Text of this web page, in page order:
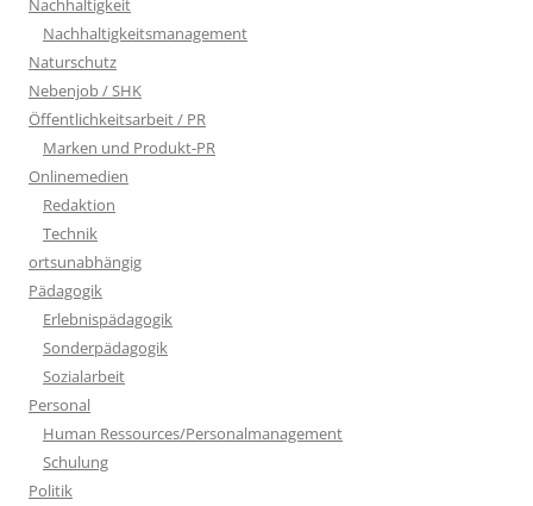
Nachhaltigkeit
Nachhaltigkeitsmanagement
Naturschutz
Nebenjob / SHK
Öffentlichkeitsarbeit / PR
Marken und Produkt-PR
Onlinemedien
Redaktion
Technik
ortsunabhängig
Pädagogik
Erlebnispädagogik
Sonderpädagogik
Sozialarbeit
Personal
Human Ressources/Personalmanagement
Schulung
Politik